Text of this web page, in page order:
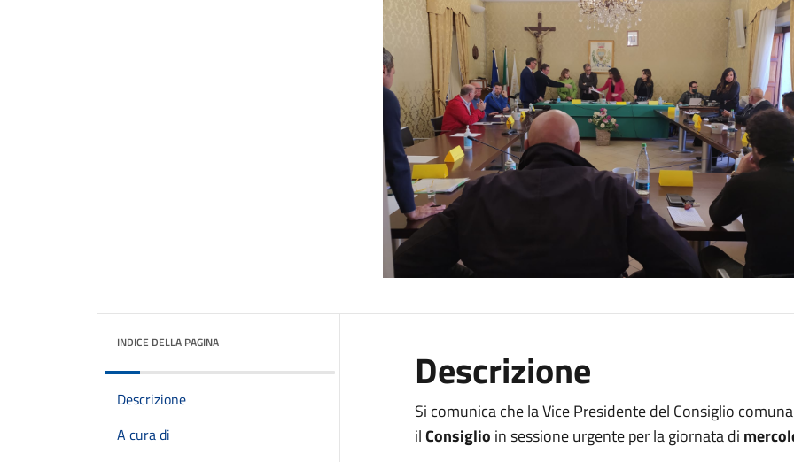
INDICE DELLA PAGINA
Descrizione
A cura di
Descrizione
Si comunica che la Vice Presidente del Consiglio
ilConsiglio in sessione urgente per la giornata di